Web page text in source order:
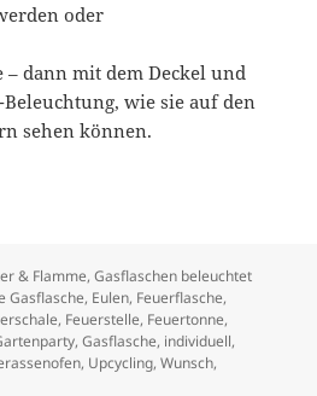
oder
dann mit dem Deckel und
wie sie auf den
sehen können.
& Flamme,Gasflaschen beleuchtet
Gasflasche, Eulen, Feuerflasche,
, Feuerstelle, Feuertonne,
,Gasflasche, individuell,
, Upcycling,Wunsch,